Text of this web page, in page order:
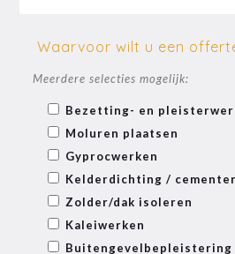
Waarvoor wilt u een
Meerdere selecties mogelijk:
Bezetting- en
Moluren plaatsen
Gyprocwerken
Kelderdichting /
Zolder/dak isoleren
Kaleiwerken
Buitengevelbepleistering